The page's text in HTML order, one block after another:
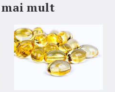
mai mult